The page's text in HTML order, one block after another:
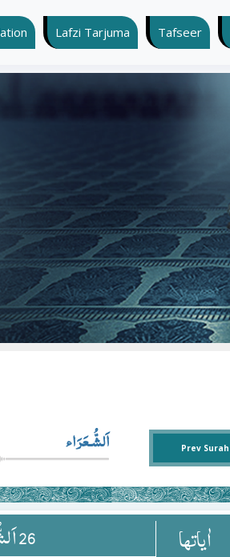
Lafzi Tarjuma Tafseer
Prev Surah اَلشُّـعَرَاء
اٰياتها
26